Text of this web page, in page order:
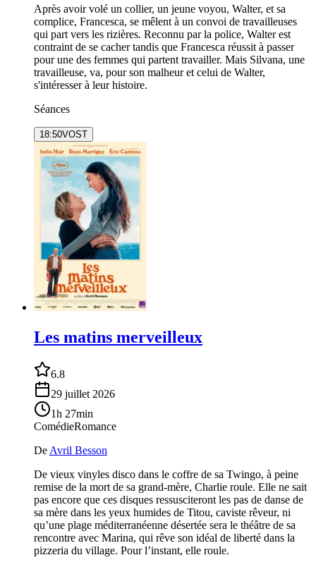
Après avoir volé un collier, un jeune voyou, Walter, et sa
complice, Francesca, se mêlent à un convoi de travailleuses
qui part vers les rizières. Reconnu par la police, Walter est
contraint de se cacher tandis que Francesca réussit à passer
pour une des femmes qui partent travailler. Mais Silvana, une
travailleuse, va, pour son malheur et celui de Walter,
s'intéresser à leur histoire.
Séances
18:50VOST
Les matins merveilleux
6.8
29 juillet 2026
1h 27min
ComédieRomance
De Avril Besson
De vieux vinyles disco dans le coffre de sa Twingo, à peine
remise de la mort de sa grand-mère, Charlie roule. Elle ne sait
pas encore que ces disques ressusciteront les pas de danse de
sa mère dans les yeux humides de Titou, caviste rêveur, ni
qu’une plage méditerranéenne désertée sera le théâtre de sa
rencontre avec Marina, qui rêve son idéal de liberté dans la
pizzeria du village. Pour l’instant, elle roule.